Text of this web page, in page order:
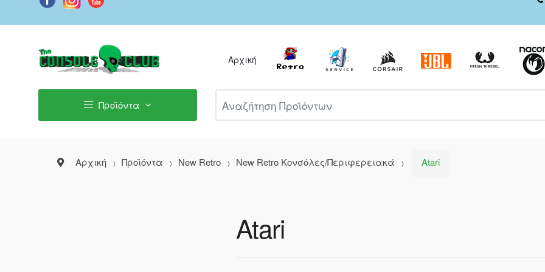
Αρχική
Προϊόντα
Αρχική Προϊόντα New Retro New Retro Κονσόλες/Περιφερειακά Atari
Atari